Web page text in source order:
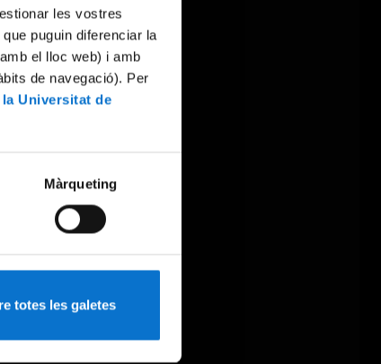
les vostres
puguin diferenciar la
el lloc web) i amb
de navegació). Per
Universitat de
Màrqueting
totes les galetes